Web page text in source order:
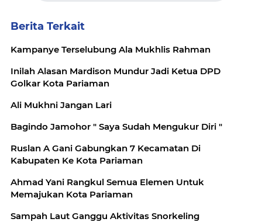
Berita Terkait
Kampanye Terselubung Ala Mukhlis Rahman
Inilah Alasan Mardison Mundur Jadi Ketua DPD
Golkar Kota Pariaman
Ali Mukhni Jangan Lari
Bagindo Jamohor " Saya Sudah Mengukur Diri "
Ruslan A Gani Gabungkan 7 Kecamatan Di
Kabupaten Ke Kota Pariaman
Ahmad Yani Rangkul Semua Elemen Untuk
Memajukan Kota Pariaman
Sampah Laut Ganggu Aktivitas Snorkeling